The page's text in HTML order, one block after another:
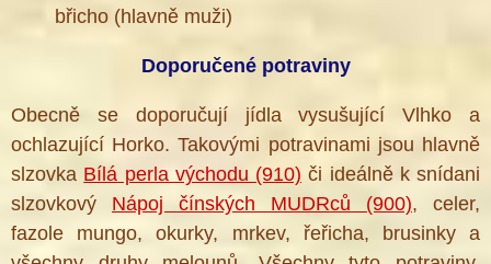
břicho (hlavně muži)
Doporučené potraviny
Obecně se doporučují jídla vysušující Vlhko a
ochlazující Horko. Takovými potravinami jsou hlavně
slzovka Bílá perla východu (910) či ideálně k snídani
slzovkový Nápoj čínských MUDRců (900), celer,
fazole mungo, okurky, mrkev, řeřicha, brusinky a
®